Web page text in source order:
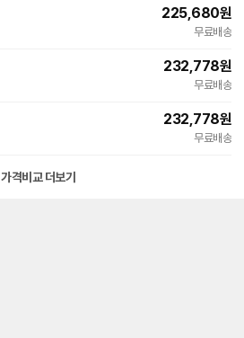
225,680원
무료배송
232,778원
무료배송
232,778원
무료배송
가격비교 더보기